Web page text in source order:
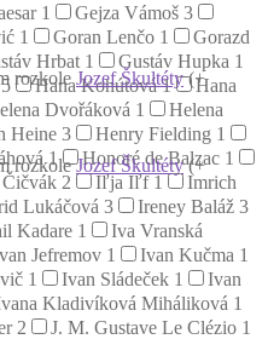
1 Gejza Vámoš 3
1 Goran Lenčo 1
Gorazd
Hrbat 1 Gustáv Hupka 1
5 Hana Kohútová1
Hana
Dvořáková 1
Helena
Heine 3 Henry Fielding 1
1 Honoré de Balzac 1
2 Iľja Iľf 1
Imrich
Lukáčová 3 Ireney Baláž 3
Kadare 1
Iva Vranská
Jefremov 1 Ivan Kučma 1
1 Ivan Sládeček 1
Ivan
Kladivíková Miháliková 1
2 J. M. Gustave Le Clézio 1
rozkole Jozef Škultéty(+
rozkole Jozef Škultéty(+